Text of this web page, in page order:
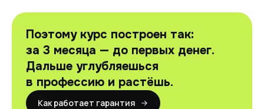
Поэтому курс построен так:
за 3 месяца — до первых денег.
Дальше углубляешься
в профессию и растёшь.
Как работает гарантия